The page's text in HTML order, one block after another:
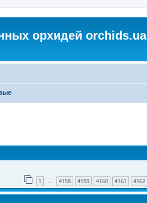
орхидей orchids.ua
1 … 4158 4159 4160 4161 4162